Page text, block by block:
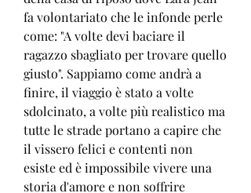
fa volontariato che le infonde perle
come: "A volte devi baciare il
ragazzo sbagliato per trovare quello
giusto". Sappiamo come andrà a
finire, il viaggio è stato a volte
sdolcinato, a volte più realistico ma
tutte le strade portano a capire che
il vissero felici e contenti non
esiste ed è impossibile vivere una
storia d'amore e non soffrire